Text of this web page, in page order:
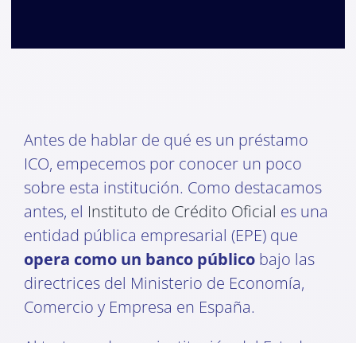
Antes de hablar de qué es un préstamo
ICO, empecemos por conocer un poco
sobre esta institución. Como destacamos
antes, el Instituto de Crédito Oficial es una
entidad pública empresarial (EPE) que
opera como un banco públicobajo las
directrices del Ministerio de Economía,
Comercio y Empresa en España.